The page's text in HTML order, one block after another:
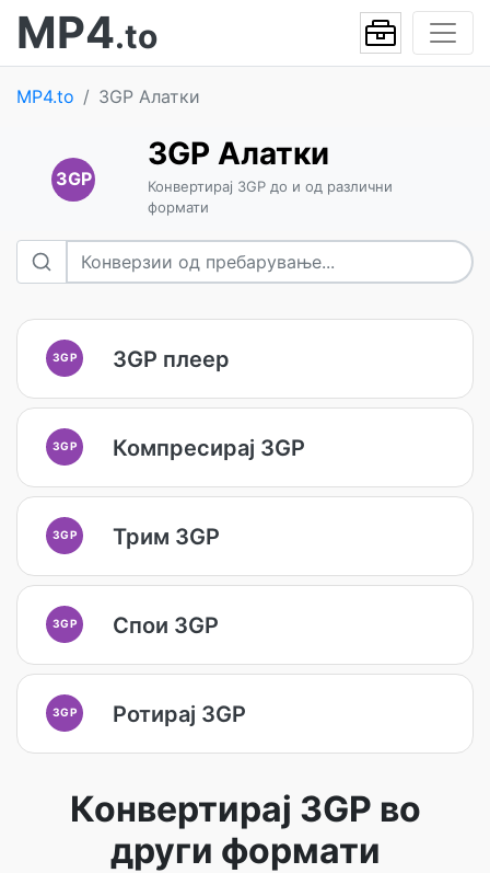
MP4.to
MP4.to 3GP Алатки
3GP
3GP Алатки
Конвертирај 3GP до и од различни
формати
3GP 3GP плеер
3GP Компресирај 3GP
3GP Трим 3GP
3GP Спои 3GP
3GP Ротирај 3GP
Конвертирај 3GP во
други формати